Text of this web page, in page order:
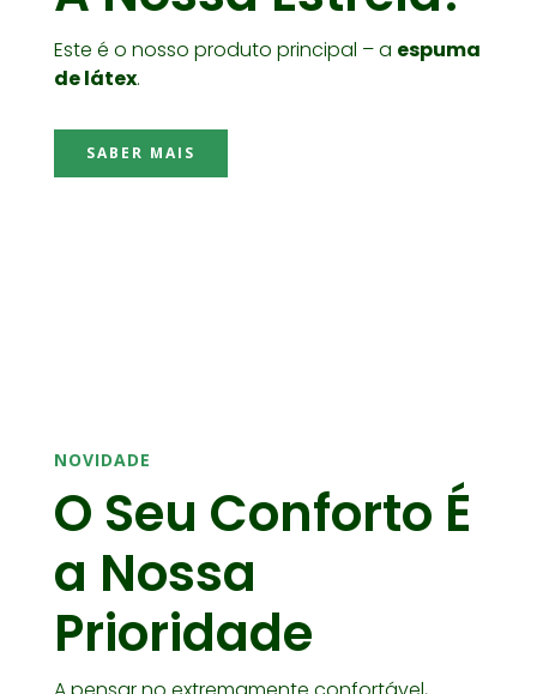
Este é o nosso produto principal – a espuma
de látex.
SABER MAIS
NOVIDADE
O Seu Conforto É
a Nossa
Prioridade